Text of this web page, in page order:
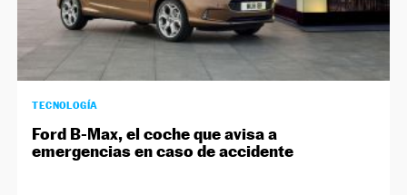
TECNOLOGÍA
Ford B-Max, el coche que avisa a
emergencias en caso de accidente